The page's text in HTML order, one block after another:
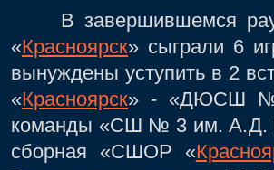
В завершившемся
«Красноярск» сыграли 6
вынуждены уступить в 2
«Красноярск» - «ДЮСШ №
команды «СШ № 3 им. А.Д.
сборная «СШОР «